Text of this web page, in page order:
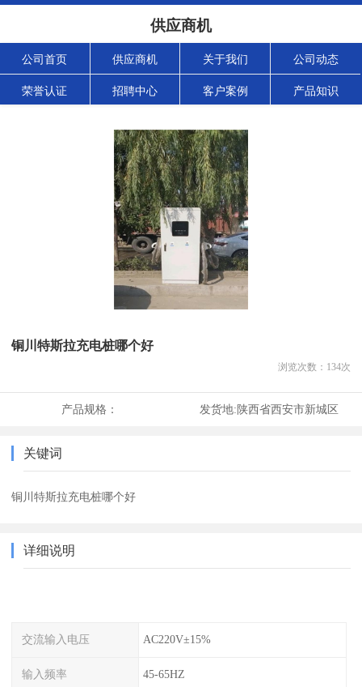
供应商机
公司首页 供应商机 关于我们 公司动态
荣誉认证 招聘中心 客户案例 产品知识
铜川特斯拉充电桩哪个好
浏览次数： 134次
产品规格： 发货地:陕西省西安市新城区
关键词
铜川特斯拉充电桩哪个好
详细说明
交流输入电压 AC220V±15%
输入频率 45-65HZ